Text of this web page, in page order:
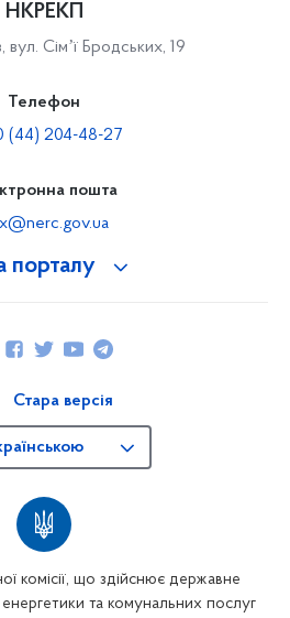
порталу
НКРЕКП
вул. Сімʼї Бродських, 19
Телефон
(44) 204-48-27
пошта
комісії, що здійснює державне
та комунальних послуг
Стара версія